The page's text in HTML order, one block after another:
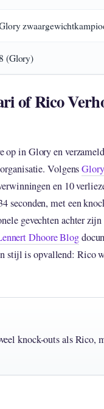
8 (Glory)
of Rico
op in Glory en
Volgens
en 10
seconden, met een
gevechten achter
Dhoore Blog
stijl is opvallend: Rico
knock-outs als Rico,